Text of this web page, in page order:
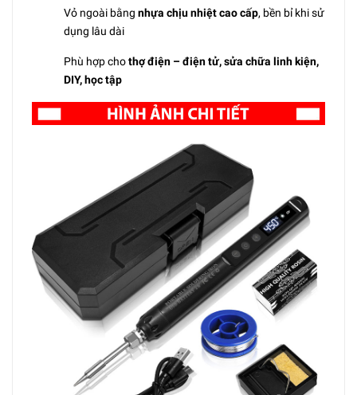
Vỏ ngoài bằng nhựa chịu nhiệt cao cấp, bền bỉ khi sử
dụng lâu dài
Phù hợp chothợ điện – điện tử, sửa chữa linh kiện,
DIY, học tập